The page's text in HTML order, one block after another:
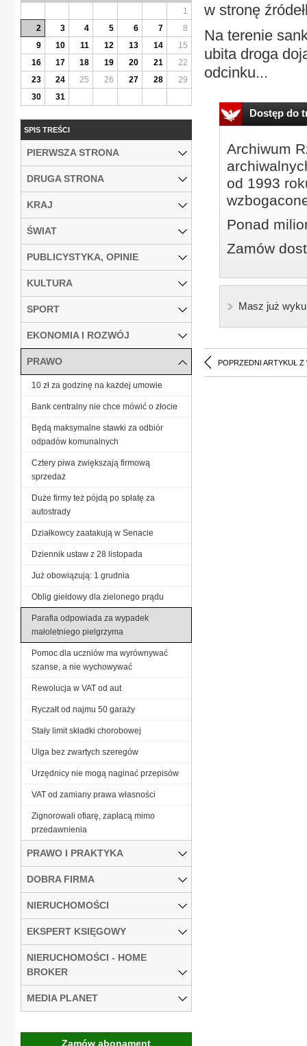
w stronę
Na terenie
ubita droga
odcinku...
Dostęp do
Archiwum
od 1993
Ponad
Zamów
Masz już
POPRZEDNI ARTYKUŁ Z
1
2
3 4 5 6 7
8
9
10 11 12 13 14
15
16
17 18 19 20 21
22
23
24 25 26 27 28
29
30
31
SPIS TREŚCI
PIERWSZA STRONA
DRUGA STRONA
KRAJ
ŚWIAT
PUBLICYSTYKA, OPINIE
KULTURA
SPORT
EKONOMIA I ROZWÓJ
PRAWO
10 zł za godzinę na każdej umowie
Bank centralny nie chce mówić o złocie
Będą maksymalne stawki za odbiór
odpadów komunalnych
Cztery piwa zwiększają firmową
sprzedaż
Duże firmy też pójdą po spłatę za
autostrady
Działkowcy zaatakują w Senacie
Dziennik ustaw z 28 listopada
Już obowiązują: 1 grudnia
Oblig giełdowy dla zielonego prądu
Parafia odpowiada za wypadek
małoletniego pielgrzyma
Pomoc dla uczniów ma wyrównywać
szanse, a nie wychowywać
Rewolucja w VAT od aut
Ryczałt od najmu 50 garaży
Stały limit składki chorobowej
Ulga bez zwartych szeregów
Urzędnicy nie mogą naginać przepisów
VAT od zamiany prawa własności
Zignorowali ofiarę, zapłacą mimo
przedawnienia
PRAWO I PRAKTYKA
DOBRA FIRMA
NIERUCHOMOŚCI
EKSPERT KSIĘGOWY
NIERUCHOMOŚCI - HOME
BROKER
MEDIA PLANET
Zamów abonament